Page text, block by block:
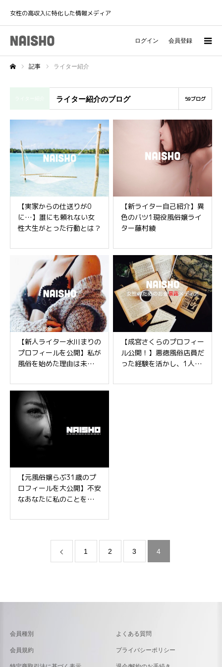
女性の高収入に特化した情報メディア
ログイン 会員登録
記事 ライター紹介
ライター紹介のブログ 59ブログ
【実家からの仕送りが0
に…】誰にも頼れない女
性大生がとった行動とは？
【新ライター自己紹介】異
色のバツ1現役風俗嬢ライ
ター藤村綾
【新人ライター水川まりの
プロフィールを公開】私が
風俗を始めた理由は未来の
【成宮さくらのプロフィー
ル公開！】悪徳風俗店員だ
った経験を活かし、1人で
く
【元風俗嬢らぶ31歳のプ
ロフィールを大公開】不安
なあなたに私のことをもっ
1 2 3 4
会員種別 よくある質問
会員規約 プライバシーポリシー